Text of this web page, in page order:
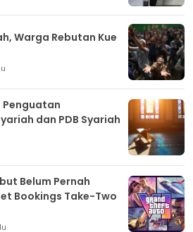
Warga Rebutan Kue
Penguatan
dan PDB Syariah
Belum Pernah
Bookings Take-Two